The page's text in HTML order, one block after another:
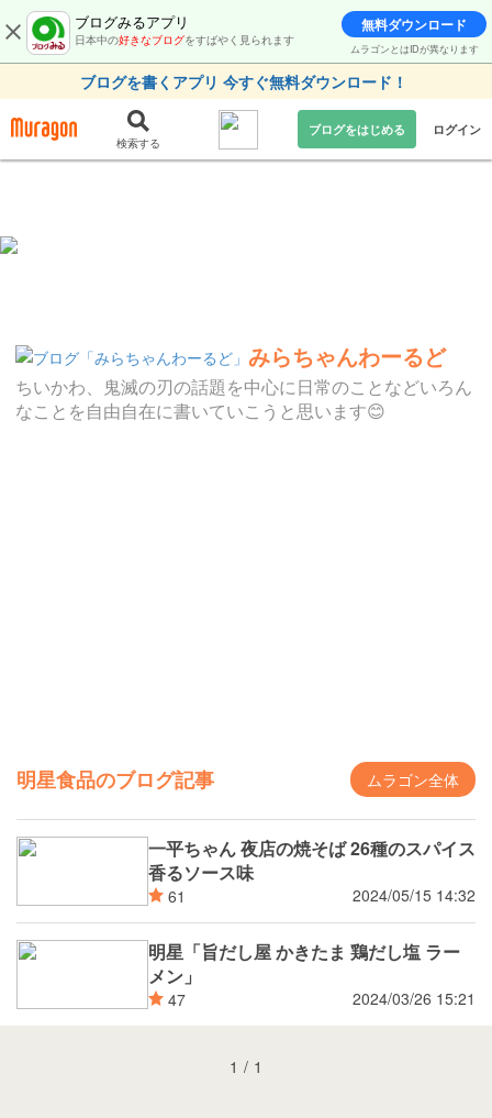
ブログみるアプリ
日本中の好きなブログをすばやく見られます
無料ダウンロード
ムラゴンとはIDが異なります
ブログを書くアプリ 今すぐ無料ダウンロード！
検索する
ブログをはじめる ログイン
みらちゃんわーるど
ちいかわ、鬼滅の刃の話題を中心に日常のことなどいろん
なことを自由自在に書いていこうと思います😊
明星食品のブログ記事 ムラゴン全体
一平ちゃん 夜店の焼そば 26種のスパイス
香るソース味
61 2024/05/15 14:32
明星「旨だし屋 かきたま 鶏だし塩 ラー
メン」
47 2024/03/26 15:21
1 / 1